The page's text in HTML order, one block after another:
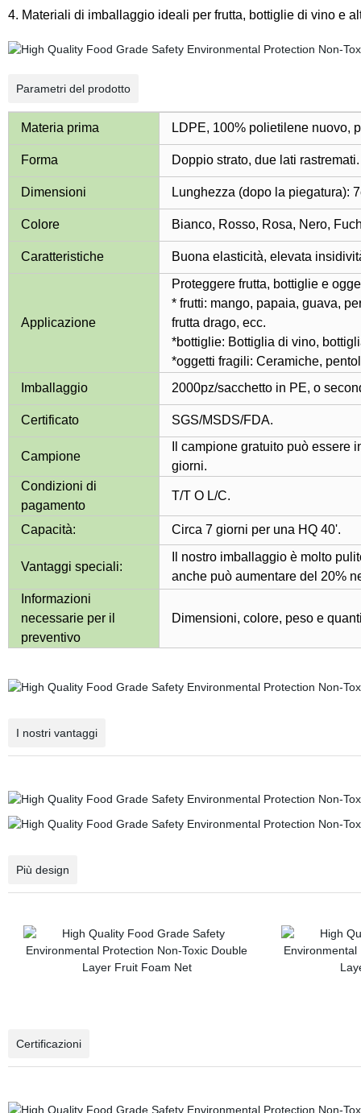
4. Materiali di imballaggio ideali per frutta, bottiglie di vino e
Parametri del prodotto
Materia prima LDPE, 100% polietilene nuovo,
Forma Doppio strato, due lati rastremati.
Dimensioni Lunghezza (dopo la piegatura):
Colore Bianco, Rosso, Rosa, Nero,
Caratteristiche Buona elasticità, elevata
Applicazione
Proteggere frutta, bottiglie e
* frutti: mango, papaia, guava,
frutta drago, ecc.
*bottiglie: Bottiglia di vino,
*oggetti fragili: Ceramiche,
Imballaggio
2000pz/sacchetto in PE, o
Certificato SGS/MSDS/FDA.
Campione
Il campione gratuito può
giorni.
Condizioni di
pagamento
T/T O L/C.
Capacità: Circa 7 giorni per una HQ 40'.
Vantaggi speciali:
Il nostro imballaggio è molto
anche può aumentare del 20%
Informazioni
necessarie per il
preventivo
Dimensioni, colore, peso e
I nostri vantaggi
Più design
Certificazioni